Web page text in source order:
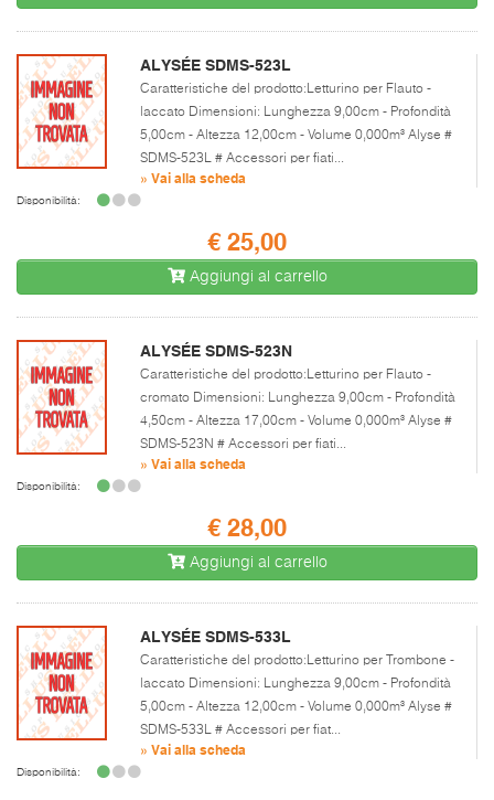
ALYSÉE SDMS-523L
Caratteristiche del prodotto:Letturino per Flauto -
laccato Dimensioni: Lunghezza 9,00cm - Profondità
5,00cm - Altezza 12,00cm - Volume 0,000m³ Alyse #
SDMS-523L # Accessori per fiati...
» Vai alla scheda
Disponibilità:
€ 25,00
Aggiungi al carrello
ALYSÉE SDMS-523N
Caratteristiche del prodotto:Letturino per Flauto -
cromato Dimensioni: Lunghezza 9,00cm - Profondità
4,50cm - Altezza 17,00cm - Volume 0,000m³ Alyse #
SDMS-523N # Accessori per fiati...
» Vai alla scheda
Disponibilità:
€ 28,00
Aggiungi al carrello
ALYSÉE SDMS-533L
Caratteristiche del prodotto:Letturino per Trombone -
laccato Dimensioni: Lunghezza 9,00cm - Profondità
5,00cm - Altezza 12,00cm - Volume 0,000m³ Alyse #
SDMS-533L # Accessori per fiat...
» Vai alla scheda
Disponibilità: